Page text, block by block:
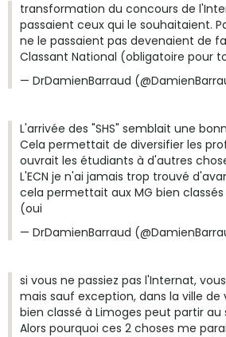
transformation du concours de
passaient ceux qui le souhaitaient.
ne le passaient pas devenaient de
Classant National (obligatoire pour
— DrDamienBarraud
L'arrivée des "SHS" semblait une
Cela permettait de diversifier les
ouvrait les étudiants à d'autres
L'ECN je n'ai jamais trop trouvé
cela permettait aux MG bien
(oui
— DrDamienBarraud
si vous ne passiez pas l'Internat,
mais sauf exception, dans la ville de
bien classé à Limoges peut partir au
Alors pourquoi ces 2 choses me